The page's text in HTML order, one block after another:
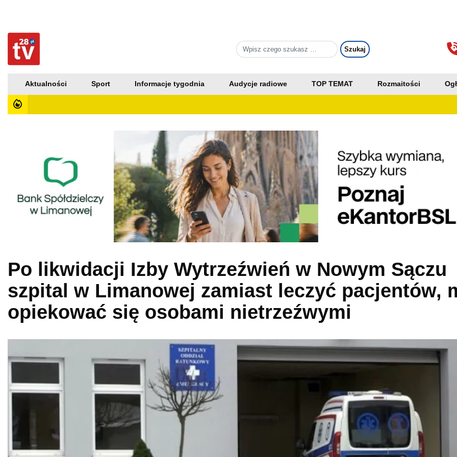
Aktualności Sport Informacje tygodnia Audycje radiowe TOP TEMAT Rozmaitości
Po likwidacji Izby Wytrzeźwień w Nowym Sączu
szpital w Limanowej zamiast leczyć pacjentów,
opiekować się osobami nietrzeźwymi